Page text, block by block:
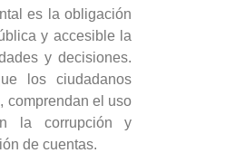
es la obligación
y accesible la
y decisiones.
los ciudadanos
comprendan el uso
la corrupción y
de cuentas.